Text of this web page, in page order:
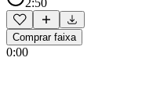
Comprar faixa
0:00